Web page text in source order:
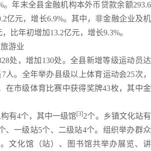
。年末全县金融机构本外币贷款余额293.6
亿元，增长6.9%。其中，非金融企业及机
比年初增加13.2亿元，增长9.3%。
游业
处，增加130处。全县新增等级运动员达
人。全年举办县级以上体育运动会25次，
在市级体育比赛中获得奖牌43枚，其中金
有4个，其中一级馆 [3] 2个。乡镇文化站有
、一级站5个、二级站4个。组织举办群众
文化馆（站）、图书馆共举办展览、讲